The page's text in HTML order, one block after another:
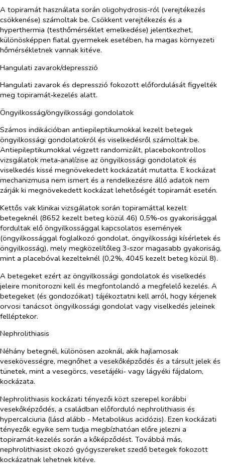
A topiramát használata során oligohydrosis-ról (verejtékezés
csökkenése) számoltak be. Csökkent verejtékezés és a
hyperthermia (testhőmérséklet emelkedése) jelentkezhet,
különösképpen fiatal gyermekek esetében, ha magas környezeti
hőmérsékletnek vannak kitéve.
Hangulati zavarok/depresszió
Hangulati zavarok és depresszió fokozott előfordulását figyelték
meg topiramát‑kezelés alatt.
Öngyilkosság/öngyilkossági gondolatok
Számos indikációban antiepileptikumokkal kezelt betegek
öngyilkossági gondolatokról és viselkedésről számoltak be.
Antiepileptikumokkal végzett randomizált, placebokontrollos
vizsgálatok meta‑analízise az öngyilkossági gondolatok és
viselkedés kissé megnövekedett kockázatát mutatta. E kockázat
mechanizmusa nem ismert és a rendelkezésre álló adatok nem
zárják ki megnövekedett kockázat lehetőségét topiramát esetén.
Kettős vak klinikai vizsgálatok során topiramáttal kezelt
betegeknél (8652 kezelt beteg közül 46) 0,5%‑os gyakorisággal
fordultak elő öngyilkossággal kapcsolatos események
(öngyilkossággal foglalkozó gondolat, öngyilkossági kísérletek és
öngyilkosság), mely megközelítőleg 3‑szor magasabb gyakoriság,
mint a placebóval kezelteknél (0,2%, 4045 kezelt beteg közül 8).
A betegeket ezért az öngyilkossági gondolatok és viselkedés
jeleire monitorozni kell és megfontolandó a megfelelő kezelés. A
betegeket (és gondozóikat) tájékoztatni kell arról, hogy kérjenek
orvosi tanácsot öngyilkossági gondolat vagy viselkedés jeleinek
felléptekor.
Nephrolithiasis
Néhány betegnél, különösen azoknál, akik hajlamosak
vesekövességre, megnőhet a vesekőképződés és a társult jelek és
tünetek, mint a vesegörcs, vesetájéki- vagy lágyéki fájdalom,
kockázata.
Nephrolithiasis kockázati tényezői közt szerepel korábbi
vesekőképződés, a családban előforduló nephrolithiasis és
hypercalciuria (lásd alább - Metabolikus acidózis). Ezen kockázati
tényezők egyike sem tudja megbízhatóan előre jelezni a
topiramát‑kezelés során a kőképződést. Továbbá más,
nephrolithiasist okozó gyógyszereket szedő betegek fokozott
kockázatnak lehetnek kitéve.